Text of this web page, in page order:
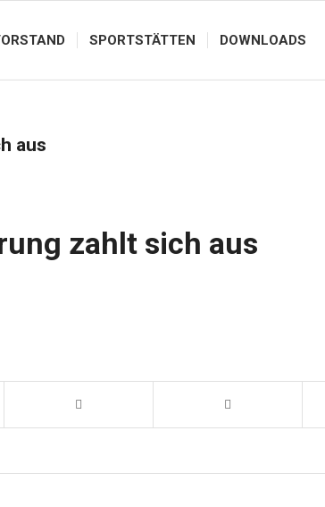
SPORTSTÄTTEN DOWNLOADS
aus
zahlt sich aus